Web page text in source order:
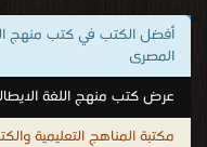
أفضل الكتب في كتب منهج
المصرى
عرض كتب منهج اللغة
مكتبة المناهج التعليمية